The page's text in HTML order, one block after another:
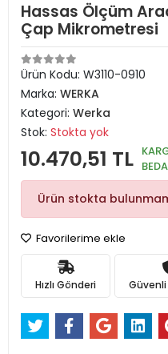
Hassas Ölçüm
Çap Mikrometresi
Ürün Kodu: W3110-0910
Marka: WERKA
Kategori: Werka
Stok: Stokta yok
10.470,51 TL
Ürün stokta
Favorilerime ekle
Hızlı Gönderi Güvenli